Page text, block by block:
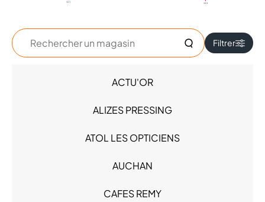
Rechercher
un
Filtrer
ACTU'OR
ALIZES PRESSING
ATOL LES OPTICIENS
AUCHAN
CAFES REMY
Accessoires - Bijoux (4)
Chaussures (2)
Loisirs (1)
Mode Enfant - Bébé (3)